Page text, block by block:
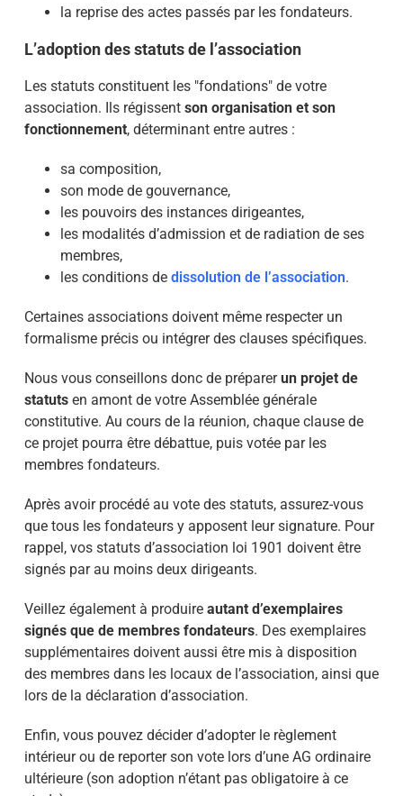
la reprise des actes passés par les fondateurs.
L’adoption des statuts de l’association
Les statuts constituent les "fondations" de votre
association. Ils régissent son organisation et son
fonctionnement, déterminant entre autres :
sa composition,
son mode de gouvernance,
les pouvoirs des instances dirigeantes,
les modalités d’admission et de radiation de ses
membres,
les conditions de dissolution de l’association.
Certaines associations doivent même respecter un
formalisme précis ou intégrer des clauses spécifiques.
Nous vous conseillons donc de préparerun projet de
statutsen amont de votre Assemblée générale
constitutive. Au cours de la réunion, chaque clause de
ce projet pourra être débattue, puis votée par les
membres fondateurs.
Après avoir procédé au vote des statuts, assurez-vous
que tous les fondateurs y apposent leur signature. Pour
rappel, vos statuts d’association loi 1901 doivent être
signés par au moins deux dirigeants.
Veillez également à produire autant d’exemplaires
signés que de membres fondateurs. Des exemplaires
supplémentaires doivent aussi être mis à disposition
des membres dans les locaux de l’association, ainsi que
lors de la déclaration d’association.
Enfin, vous pouvez décider d’adopter le règlement
intérieur ou de reporter son vote lors d’une AG ordinaire
ultérieure (son adoption n’étant pas obligatoire à ce